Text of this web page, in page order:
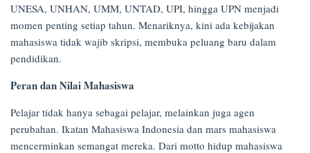
UNESA, UNHAN, UMM, UNTAD, UPI, hingga UPN menjadi
momen penting setiap tahun. Menariknya, kini ada kebijakan
mahasiswa tidak wajib skripsi, membuka peluang baru dalam
pendidikan.
Peran dan Nilai Mahasiswa
Pelajar tidak hanya sebagai pelajar, melainkan juga agen
perubahan. Ikatan Mahasiswa Indonesia dan mars mahasiswa
mencerminkan semangat mereka. Dari motto hidup mahasiswa